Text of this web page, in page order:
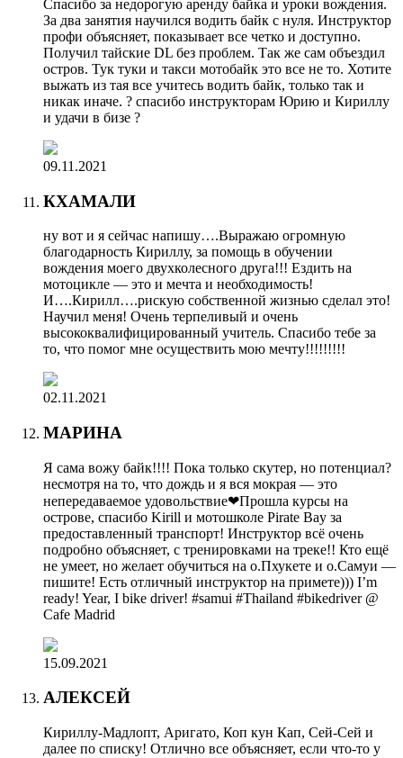
Спасибо за недорогую аренду байка и уроки вождения.
За два занятия научился водить байк с нуля. Инструктор
профи объясняет, показывает все четко и доступно.
Получил тайские DL без проблем. Так же сам объездил
остров. Тук туки и такси мотобайк это все не то. Хотите
выжать из тая все учитесь водить байк, только так и
никак иначе. ? спасибо инструкторам Юрию и Кириллу
и удачи в бизе ?
09.11.2021
КХАМАЛИ
ну вот и я сейчас напишу….Выражаю огромную
благодарность Кириллу, за помощь в обучении
вождения моего двухколесного друга!!! Ездить на
мотоцикле — это и мечта и необходимость!
И….Кирилл….рискую собственной жизнью сделал это!
Научил меня! Очень терпеливый и очень
высококвалифицированный учитель. Спасибо тебе за
то, что помог мне осуществить мою мечту!!!!!!!!!
02.11.2021
МАРИНА
Я сама вожу байк!!!! Пока только скутер, но потенциал?
несмотря на то, что дождь и я вся мокрая — это
непередаваемое удовольствие❤Прошла курсы на
острове, спасибо Kirill и мотошколе Pirate Bay за
предоставленный транспорт! Инструктор всё очень
подробно объясняет, с тренировками на треке!! Кто ещё
не умеет, но желает обучиться на о.Пхукете и о.Самуи —
пишите! Есть отличный инструктор на примете))) I’m
ready! Year, I bike driver! #samui #Thailand #bikedriver @
Cafe Madrid
15.09.2021
АЛЕКСЕЙ
Кириллу-Мадлопт, Аригато, Коп кун Кап, Сей-Сей и
далее по списку! Отлично все объясняет, если что-то у